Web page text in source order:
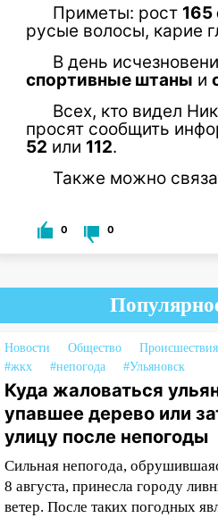
Приметы: рост 165
русые волосы, карие
В день
спортивные штаны и
Всех, кто видел
просят сообщить
52 или 112.
Также можно
0 0
Новости Общество Происшествия
#жкх
#непогода #Ульяновск
Куда жаловаться
упавшее дерево или
улицу после непогоды
Сильная непогода,
8 августа, принесла городу
ветер. После таких погодных